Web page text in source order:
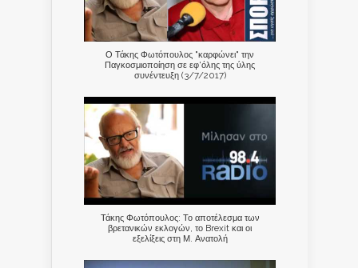
Ο Τάκης Φωτόπουλος "καρφώνει" την
Παγκοσμιοποίηση σε εφ'όλης της ύλης
συνέντευξη (3/7/2017)
Τάκης Φωτόπουλος: Το αποτέλεσμα των
βρετανικών εκλογών, το Brexit και οι
εξελίξεις στη Μ. Ανατολή